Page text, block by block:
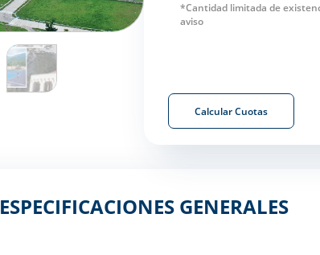
*Cantidad limitada de
aviso
Calcular Cuotas
ESPECIFICACIONES GENERALES